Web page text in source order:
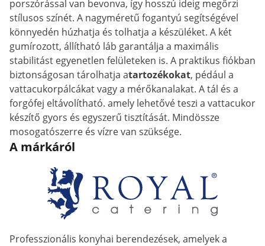
porszórással van bevonva, így hosszú ideig megőrzi
stílusos színét. A nagyméretű fogantyú segítségével
könnyedén húzhatja és tolhatja a készüléket. A két
gumírozott, állítható láb garantálja a maximális
stabilitást egyenetlen felületeken is. A praktikus fiókban
biztonságosan tárolhatja atartozékokat, pédául a
vattacukorpálcákat vagy a mérőkanalakat. A tál és a
forgófej eltávolítható. amely lehetővé teszi a vattacukor
készítő gyors és egyszerű tisztítását. Mindössze
mosogatószerre és vízre van szüksége.
A márkáról
Professzionális konyhai berendezések, amelyek a